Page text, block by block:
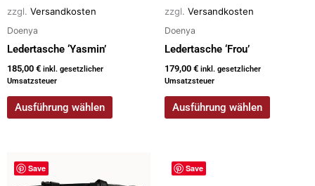
zzgl. Versandkosten
Doenya
Ledertasche ‘Yasmin’
185,00 € inkl. gesetzlicher
Umsatzsteuer
Ausführung wählen
Produktseite
gewählt
werden
zzgl. Versandkosten
Doenya
Ledertasche ‘Frou’
179,00 € inkl. gesetzlicher
Umsatzsteuer
Ausführung wählen
Produktseite
gewählt
werden
Save
Dieses
Produkt
Save
Dieses
Produkt